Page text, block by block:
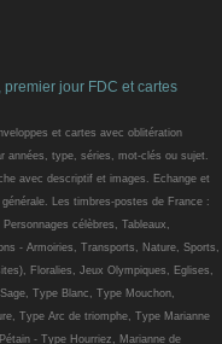
jour FDC et cartes
et cartes avec oblitération
années, type, séries, mot-clés ou sujet.
avec descriptif et images. Echange et
Les timbres-postes de France :
célèbres, Tableaux,
- Armoiries, Transports, Nature, Sports,
Floralies, Jeux Olympiques, Eglises,
Type Blanc, Type Mouchon,
Type Arc de triomphe, Type Marianne
- Type Hourriez, Marianne de